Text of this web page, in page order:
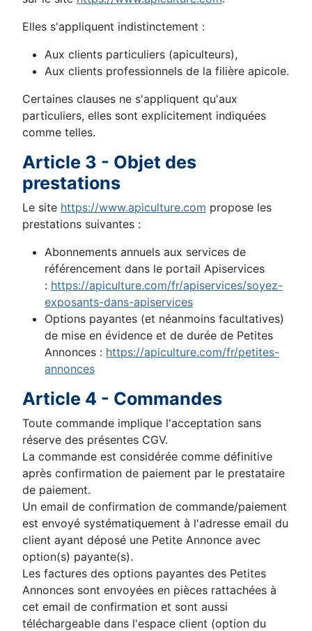
Elles s'appliquent indistinctement :
Aux clients particuliers (apiculteurs),
Aux clients professionnels de la filière apicole.
Certaines clauses ne s'appliquent qu'aux
particuliers, elles sont explicitement indiquées
comme telles.
Article 3 - Objet des
prestations
Le site https://www.apiculture.com propose les
prestations suivantes :
Abonnements annuels aux services de
référencement dans le portail Apiservices
: https://apiculture.com/fr/apiservices/soyez-
exposants-dans-apiservices
Options payantes (et néanmoins facultatives)
de mise en évidence et de durée de Petites
Annonces : https://apiculture.com/fr/petites-
annonces
Article 4 - Commandes
Toute commande implique l'acceptation sans
réserve des présentes CGV.
La commande est considérée comme définitive
après confirmation de paiement par le prestataire
de paiement.
Un email de confirmation de commande/paiement
est envoyé systématiquement à l'adresse email du
client ayant déposé une Petite Annonce avec
option(s) payante(s).
Les factures des options payantes des Petites
Annonces sont envoyées en pièces rattachées à
cet email de confirmation et sont aussi
téléchargeable dans l'espace client (option du